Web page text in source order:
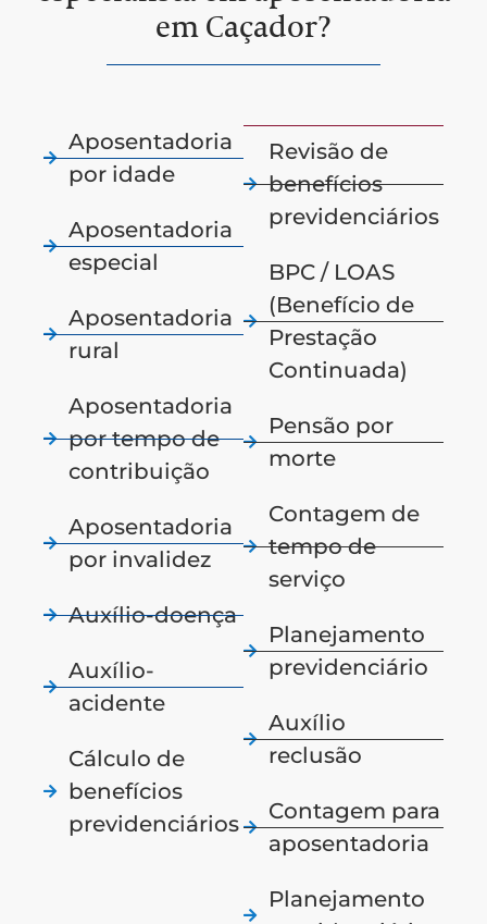
em Caçador?
Aposentadoria
por idade
Aposentadoria
especial
Aposentadoria
rural
Aposentadoria
por tempo de
contribuição
Aposentadoria
por invalidez
Auxílio-doença
Auxílio-
acidente
Cálculo de
benefícios
previdenciários
Revisão de
benefícios
previdenciários
BPC / LOAS
(Benefício de
Prestação
Continuada)
Pensão por
morte
Contagem de
tempo de
serviço
Planejamento
previdenciário
Auxílio
reclusão
Contagem para
aposentadoria
Planejamento